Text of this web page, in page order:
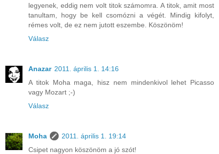
legyenek, eddig nem volt titok számomra. A titok, amit most
tanultam, hogy be kell csomózni a végét. Mindig kifolyt,
rémes volt, de ez nem jutott eszembe. Köszönöm!
Válasz
Anazar 2011. április 1. 14:16
A titok Moha maga, hisz nem mindenkivol lehet Picasso
vagy Mozart ;-)
Válasz
Moha
2011. április 1. 19:14
Csipet nagyon köszönöm a jó szót!